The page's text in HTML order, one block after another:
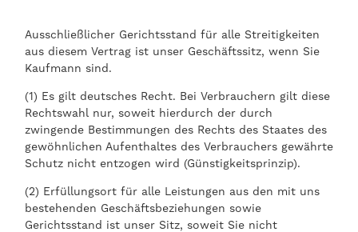
Ausschließlicher Gerichtsstand für alle Streitigkeiten
aus diesem Vertrag ist unser Geschäftssitz, wenn Sie
Kaufmann sind.
(1) Es gilt deutsches Recht. Bei Verbrauchern gilt diese
Rechtswahl nur, soweit hierdurch der durch
zwingende Bestimmungen des Rechts des Staates des
gewöhnlichen Aufenthaltes des Verbrauchers gewährte
Schutz nicht entzogen wird (Günstigkeitsprinzip).
(2) Erfüllungsort für alle Leistungen aus den mit uns
bestehenden Geschäftsbeziehungen sowie
Gerichtsstand ist unser Sitz, soweit Sie nicht